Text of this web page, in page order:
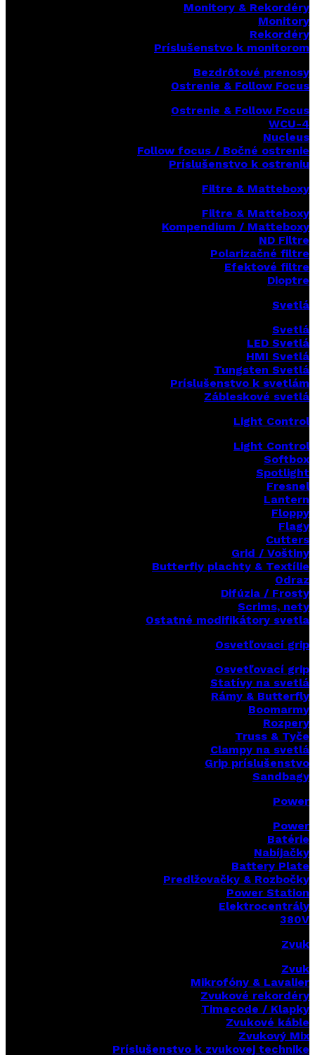
Monitory & Rekordéry
Monitory
Rekordéry
Príslušenstvo k monitorom
Bezdrôtové prenosy
Ostrenie & Follow Focus
Ostrenie & Follow Focus
WCU-4
Nucleus
Follow focus / Bočné ostrenie
Príslušenstvo k ostreniu
Filtre & Matteboxy
Filtre & Matteboxy
Kompendium / Matteboxy
ND Filtre
Polarizačné filtre
Efektové filtre
Dioptre
Svetlá
Svetlá
LED Svetlá
HMI Svetlá
Tungsten Svetlá
Príslušenstvo k svetlám
Zábleskové svetlá
Light Control
Light Control
Softbox
Spotlight
Fresnel
Lantern
Floppy
Flagy
Cutters
Grid / Voštiny
Butterfly plachty & Textílie
Odraz
Difúzia / Frosty
Scrims, nety
Ostatné modifikátory svetla
Osvetľovací grip
Osvetľovací grip
Statívy na svetlá
Rámy & Butterfly
Boomarmy
Rozpery
Truss & Tyče
Clampy na svetlá
Grip príslušenstvo
Sandbagy
Power
Power
Batérie
Nabíjačky
Battery Plate
Predlžovačky & Rozbočky
Power Station
Elektrocentrály
380V
Zvuk
Zvuk
Mikrofóny & Lavalier
Zvukové rekordéry
Timecode / Klapky
Zvukové káble
Zvukový Mix
Príslušenstvo k zvukovej technike